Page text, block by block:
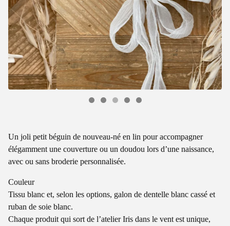
Un joli petit béguin de nouveau-né en lin pour accompagner
élégamment une couverture ou un doudou lors d’une naissance,
avec ou sans broderie personnalisée.
Couleur
Tissu blanc et, selon les options, galon de dentelle blanc cassé et
ruban de soie blanc.
Chaque produit qui sort de l’atelier Iris dans le vent est unique,